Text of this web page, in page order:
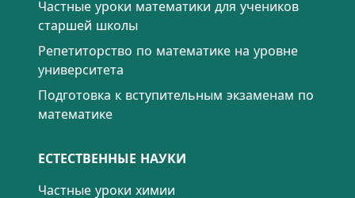
Частные уроки математики для учеников
старшей школы
Репетиторство по математике на уровне
университета
Подготовка к вступительным экзаменам по
математике
ЕСТЕСТВЕННЫЕ НАУКИ
Частные уроки химии